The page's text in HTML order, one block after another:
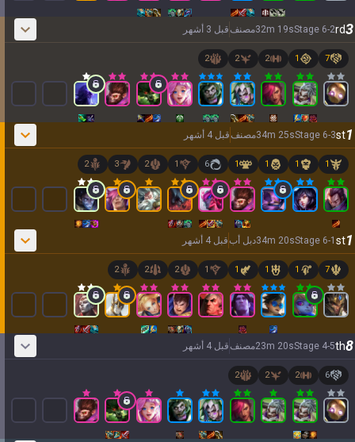
3
rd
Stage 6-2
32m 19s مصنف قبل 3 أشهر
7
1
2
2
2
1
st
Stage 6-3
34m 25s مصنفقبل 4 أشهر
1
1
1
1
6
1
2
3
2
1
st
Stage 6-1
34m 20s دبل أبقبل 4 أشهر
7
1
1
1
1
2
2
2
8
th
Stage 4-5
23m 20s مصنف قبل 4 أشهر
6
2
2
2
Gigs
TalkG
Esports
Türkçe
limba română
português
简体中文
繁體中文
српски језик
italiano
ไทย
Tiếng Việt